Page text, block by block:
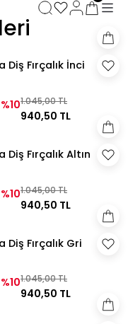
2
Diş Fırçalık İnci
%101.045,00 TL
940,50 TL
Diş Fırçalık Altın
%101.045,00 TL
940,50 TL
Diş Fırçalık Gri
%101.045,00 TL
940,50 TL